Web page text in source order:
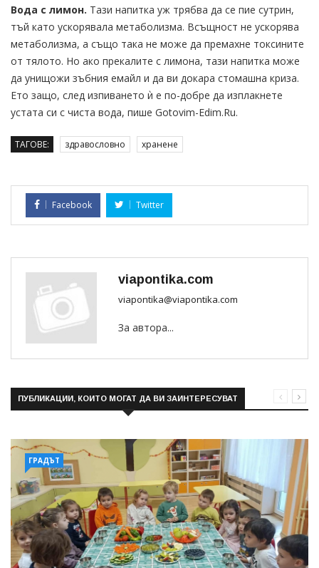
Вода с лимон. Тази напитка уж трябва да се пие сутрин,
тъй като ускорявала метаболизма. Всъщност не ускорява
метаболизма, а също така не може да премахне токсините
от тялото. Но ако прекалите с лимона, тази напитка може
да унищожи зъбния емайл и да ви докара стомашна криза.
Ето защо, след изпиването ѝ е по-добре да изплакнете
устата си с чиста вода, пише Gotovim-Edim.Ru.
ТАГОВЕ: здравословно хранене
Facebook Twitter
viapontika.com
viapontika@viapontika.com
За автора...
ПУБЛИКАЦИИ, КОИТО МОГАТ ДА ВИ ЗАИНТЕРЕСУВАТ
ГРАДЪТ